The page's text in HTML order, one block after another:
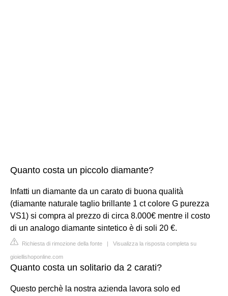
Quanto costa un piccolo diamante?
Infatti un diamante da un carato di buona qualità
(diamante naturale taglio brillante 1 ct colore G purezza
VS1) si compra al prezzo di circa 8.000€ mentre il costo
di un analogo diamante sintetico è di soli 20 €.
Richiesta di rimozione della fonte | Visualizza la risposta completa su
gioiellishoponline.com
Quanto costa un solitario da 2 carati?
Questo perchè la nostra azienda lavora solo ed